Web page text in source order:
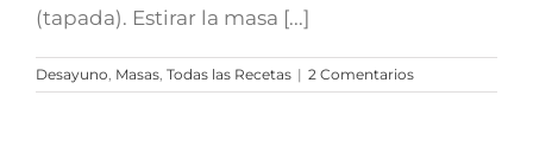
(tapada). Estirar la masa [...]
Desayuno Masas Todas las Recetas | 2 Comentarios